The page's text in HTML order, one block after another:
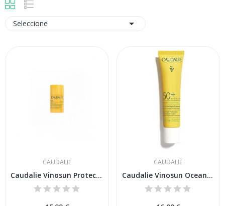
Seleccione 
CAUDALIE
Caudalie Vinosun Protect Stick Solar Invisible...
CAUDALIE
Caudalie Vinosun Ocean Protect Fluído Muy Alta...